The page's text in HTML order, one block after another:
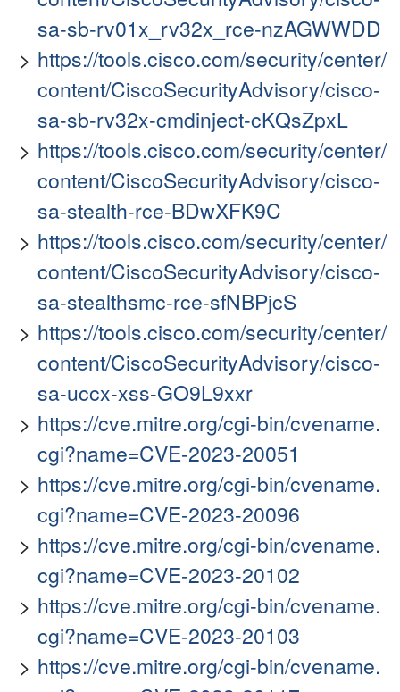
sa-sb-rv01x_rv32x_rce-nzAGWWDD
https://tools.cisco.com/security/center/
content/CiscoSecurityAdvisory/cisco-
sa-sb-rv32x-cmdinject-cKQsZpxL
https://tools.cisco.com/security/center/
content/CiscoSecurityAdvisory/cisco-
sa-stealth-rce-BDwXFK9C
https://tools.cisco.com/security/center/
content/CiscoSecurityAdvisory/cisco-
sa-stealthsmc-rce-sfNBPjcS
https://tools.cisco.com/security/center/
content/CiscoSecurityAdvisory/cisco-
sa-uccx-xss-GO9L9xxr
https://cve.mitre.org/cgi-bin/cvename.
cgi?name=CVE-2023-20051
https://cve.mitre.org/cgi-bin/cvename.
cgi?name=CVE-2023-20096
https://cve.mitre.org/cgi-bin/cvename.
cgi?name=CVE-2023-20102
https://cve.mitre.org/cgi-bin/cvename.
cgi?name=CVE-2023-20103
https://cve.mitre.org/cgi-bin/cvename.